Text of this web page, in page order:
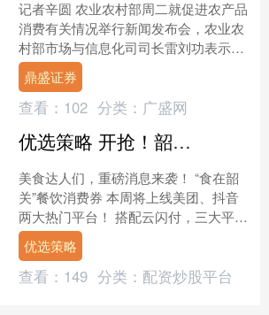
记者辛圆 农业农村部周二就促进农产品
消费有关情况举行新闻发布会，农业农
村部市场与信息化司司长雷刘功表示，
农业农村部将会同相关部门大力拓宽农
产品消费渠道，丰富消费....
鼎盛证券
查看： 102 分类： 广盛网
优选策略 开抢！韶关餐饮消费券上线三大平台
美食达人们，重磅消息来袭！ “食在韶
关”餐饮消费券 本周将上线美团、抖音
两大热门平台！ 搭配云闪付，三大平台
齐发力， 带你解锁“边逛边省”的美食新
姿势～ 超值消....
优选策略
查看： 149 分类： 配资炒股平台